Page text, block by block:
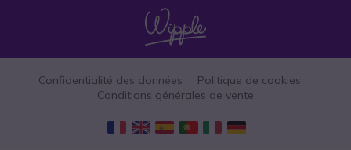
Confidentialité des données
Politique de cookies
Conditions générales de vente